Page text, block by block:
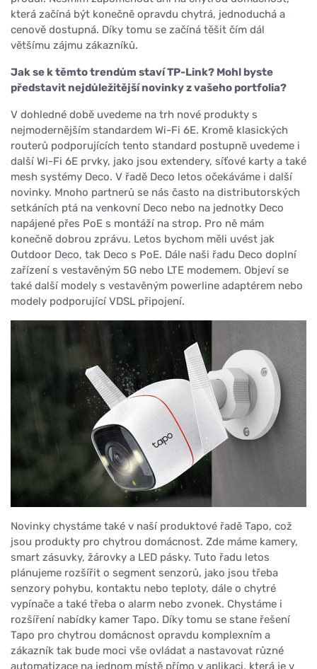
která začíná být konečně opravdu chytrá, jednoduchá a
cenově dostupná. Díky tomu se začíná těšit čím dál
většímu zájmu zákazníků.
Jak se k těmto trendům staví TP-Link? Mohl byste
představit nejdůležitější novinky z vašeho portfolia?
V dohledné době uvedeme na trh nové produkty s
nejmodernějším standardem Wi-Fi 6E. Kromě klasických
routerů podporujících tento standard postupně uvedeme i
další Wi-Fi 6E prvky, jako jsou extendery, síťové karty a také
mesh systémy Deco. V řadě Deco letos očekáváme i další
novinky. Mnoho partnerů se nás často na distributorských
setkáních ptá na venkovní Deco nebo na jednotky Deco
napájené přes PoE s montáží na strop. Pro ně mám
konečně dobrou zprávu. Letos bychom měli uvést jak
Outdoor Deco, tak Deco s PoE. Dále naši řadu Deco doplní
zařízení s vestavěným 5G nebo LTE modemem. Objeví se
také další modely s vestavěným powerline adaptérem nebo
modely podporující VDSL připojení.
Novinky chystáme také v naší produktové řadě Tapo, což
jsou produkty pro chytrou domácnost. Zde máme kamery,
smart zásuvky, žárovky a LED pásky. Tuto řadu letos
plánujeme rozšířit o segment senzorů, jako jsou třeba
senzory pohybu, kontaktu nebo teploty, dále o chytré
vypínače a také třeba o alarm nebo zvonek. Chystáme i
rozšíření nabídky kamer Tapo. Díky tomu se stane řešení
Tapo pro chytrou domácnost opravdu komplexním a
zákazník tak bude moci vše ovládat a nastavovat různé
automatizace na jednom místě přímo v aplikaci, která je v